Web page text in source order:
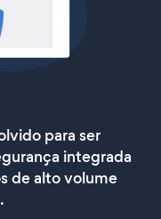
para ser
integrada
de alto volume